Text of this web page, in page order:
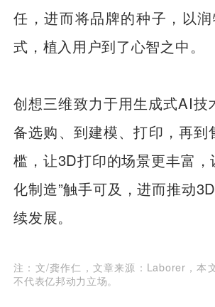
任，进而将品牌的种子，以
式，植入用户到了心智之中。
创想三维致力于用生成式AI技
备选购、到建模、打印，再到
槛，让3D打印的场景更丰富，
化制造”触手可及，进而推动
续发展。
注：文/龚作仁，文章来源：Laborer，本
不代表亿邦动力立场。